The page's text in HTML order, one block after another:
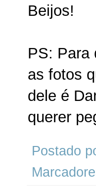
Beijos!
PS: Para
as fotos
dele é
querer
Postado